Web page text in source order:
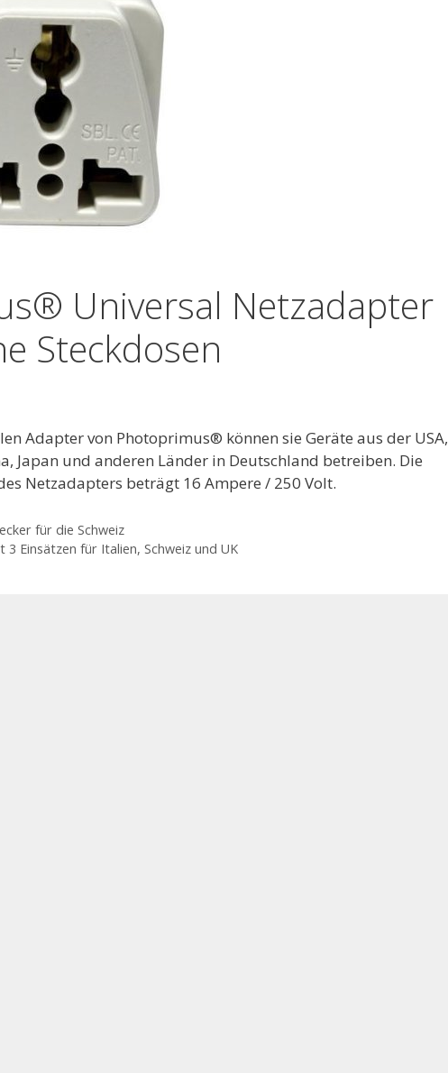
Universal Netzadapter
Steckdosen
Adapter von Photoprimus® können sie Geräte aus der USA,
Japan und anderen Länder in Deutschland betreiben. Die
Netzadapters beträgt 16 Ampere / 250 Volt.
für die Schweiz
Einsätzen für Italien, Schweiz und UK